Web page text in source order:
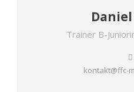
Trainer B-
kontakt@ffc-